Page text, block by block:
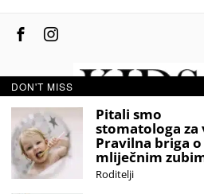
© 2020 -
Sva prava zadržana. Zabranjeno
DON'T MISS
Pitali smo
stomatologa za
Pravilna briga o
mliječnim
Roditelji